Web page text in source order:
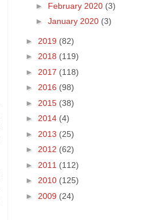
► February 2020 (3)
► January 2020 (3)
► 2019 (82)
► 2018 (119)
► 2017 (118)
► 2016 (98)
► 2015 (38)
► 2014 (4)
► 2013 (25)
► 2012 (62)
► 2011 (112)
► 2010 (125)
► 2009 (24)